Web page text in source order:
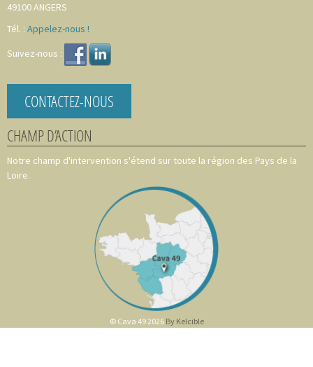
49100ANGERS
Tél. : Appelez-nous !
Suivez-nous :
CONTACTEZ-NOUS
CHAMP D’ACTION
Notre champ d'intervention s'étend sur toute la région des Pays de la
Loire.
© Cava 49 2026 By Kelcible